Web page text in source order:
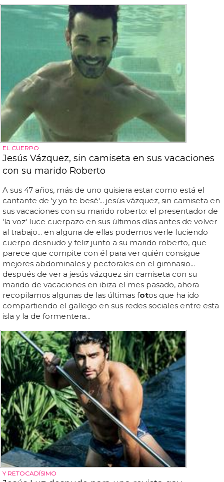
EL CUERPO
Jesús Vázquez, sin camiseta en sus vacaciones
con su marido Roberto
A sus 47 años, más de uno quisiera estar como está el
cantante de 'y yo te besé'... jesús vázquez, sin camiseta en
sus vacaciones con su marido roberto: el presentador de
'la voz' luce cuerpazo en sus últimos días antes de volver
al trabajo... en alguna de ellas podemos verle luciendo
cuerpo desnudo y feliz junto a su marido roberto, que
parece que compite con él para ver quién consigue
mejores abdominales y pectorales en el gimnasio...
después de ver a jesús vázquez sin camiseta con su
marido de vacaciones en ibiza el mes pasado, ahora
recopilamos algunas de las últimas fotos que ha ido
compartiendo el gallego en sus redes sociales entre esta
isla y la de formentera...
Y RETOCADÍSIMO